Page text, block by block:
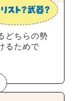
どちらの勢
るためで